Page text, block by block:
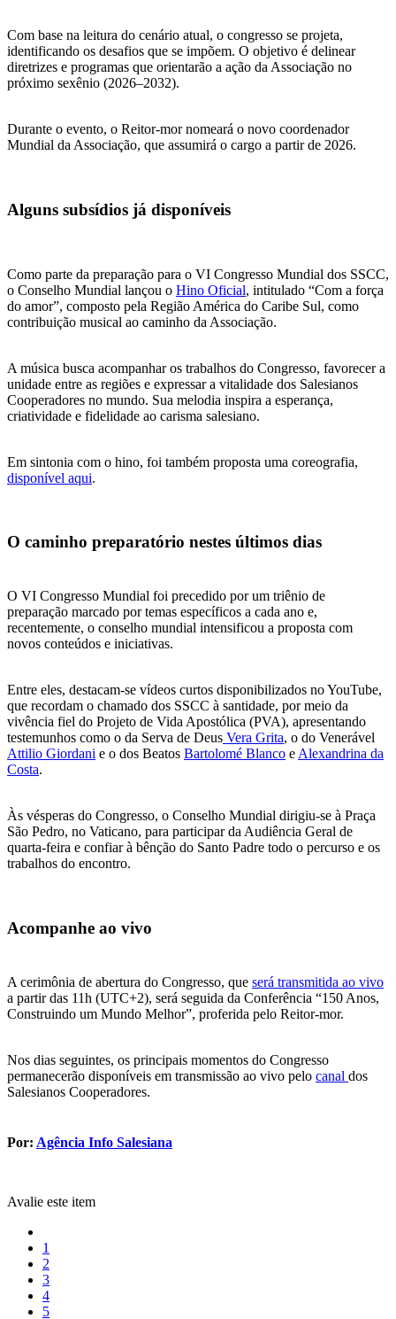
Com base na leitura do cenário atual, o congresso se projeta,
identificando os desafios que se impõem. O objetivo é delinear
diretrizes e programas que orientarão a ação da Associação no
próximo sexênio (2026–2032).
Durante o evento, o Reitor-mor nomeará o novo coordenador
Mundial da Associação, que assumirá o cargo a partir de 2026.
Alguns subsídios já disponíveis
Como parte da preparação para o VI Congresso Mundial dos SSCC,
o Conselho Mundial lançou o Hino Oficial, intitulado “Com a força
do amor”, composto pela Região América do Caribe Sul, como
contribuição musical ao caminho da Associação.
A música busca acompanhar os trabalhos do Congresso, favorecer a
unidade entre as regiões e expressar a vitalidade dos Salesianos
Cooperadores no mundo. Sua melodia inspira a esperança,
criatividade e fidelidade ao carisma salesiano.
Em sintonia com o hino, foi também proposta uma coreografia,
disponível aqui.
O caminho preparatório nestes últimos dias
O VI Congresso Mundial foi precedido por um triênio de
preparação marcado por temas específicos a cada ano e,
recentemente, o conselho mundial intensificou a proposta com
novos conteúdos e iniciativas.
Entre eles, destacam-se vídeos curtos disponibilizados no YouTube,
que recordam o chamado dos SSCC à santidade, por meio da
vivência fiel do Projeto de Vida Apostólica (PVA), apresentando
testemunhos como o da Serva de Deus Vera Grita, o do Venerável
Attilio Giordani e o dos Beatos Bartolomé Blanco e Alexandrina da
Costa.
Às vésperas do Congresso, o Conselho Mundial dirigiu-se à Praça
São Pedro, no Vaticano, para participar da Audiência Geral de
quarta-feira e confiar à bênção do Santo Padre todo o percurso e os
trabalhos do encontro.
Acompanhe ao vivo
A cerimônia de abertura do Congresso, que será transmitida ao vivo
a partir das 11h (UTC+2), será seguida da Conferência “150 Anos,
Construindo um Mundo Melhor”, proferida pelo Reitor-mor.
Nos dias seguintes, os principais momentos do Congresso
permanecerão disponíveis em transmissão ao vivo pelo canal dos
Salesianos Cooperadores.
Por: Agência Info Salesiana
Avalie este item
1
2
3
4
5